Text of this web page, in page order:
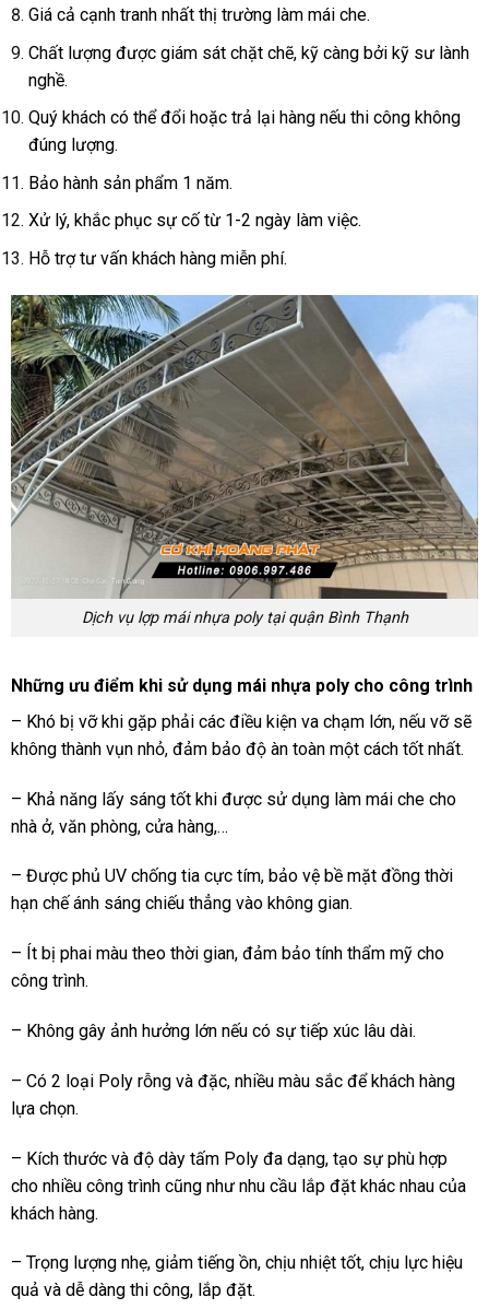
Giá cả cạnh tranh nhất thị trường làm mái che.
Chất lượng được giám sát chặt chẽ, kỹ càng bởi kỹ sư lành
nghề.
Quý khách có thể đổi hoặc trả lại hàng nếu thi công không
đúng lượng.
Bảo hành sản phẩm 1 năm.
Xử lý, khắc phục sự cố từ 1-2 ngày làm việc.
Hỗ trợ tư vấn khách hàng miễn phí.
Dịch vụ lợp mái nhựa poly tại quận Bình Thạnh
Những ưu điểm khi sử dụng mái nhựa poly cho công trình
– Khó bị vỡ khi gặp phải các điều kiện va chạm lớn, nếu vỡ sẽ
không thành vụn nhỏ, đảm bảo độ àn toàn một cách tốt nhất.
– Khả năng lấy sáng tốt khi được sử dụng làm mái che cho
nhà ở, văn phòng, cửa hàng,…
– Được phủ UV chống tia cực tím, bảo vệ bề mặt đồng thời
hạn chế ánh sáng chiếu thẳng vào không gian.
– Ít bị phai màu theo thời gian, đảm bảo tính thẩm mỹ cho
công trình.
– Không gây ảnh hưởng lớn nếu có sự tiếp xúc lâu dài.
– Có 2 loại Poly rỗng và đặc, nhiều màu sắc để khách hàng
lựa chọn.
– Kích thước và độ dày tấm Poly đa dạng, tạo sự phù hợp
cho nhiều công trình cũng như nhu cầu lắp đặt khác nhau của
khách hàng.
– Trọng lượng nhẹ, giảm tiếng ồn, chịu nhiệt tốt, chịu lực hiệu
quả và dễ dàng thi công, lắp đặt.